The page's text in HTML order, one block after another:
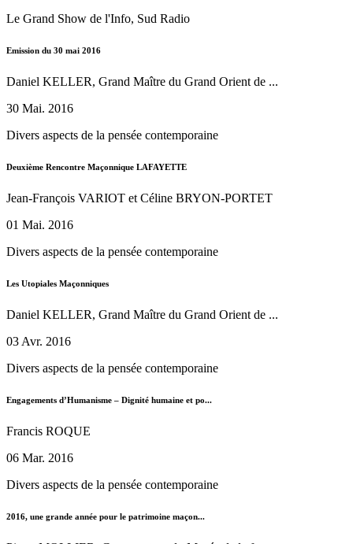
Le Grand Show de l'Info, Sud Radio
Emission du 30 mai 2016
Daniel KELLER, Grand Maître du Grand Orient de ...
30 Mai. 2016
Divers aspects de la pensée contemporaine
Deuxième Rencontre Maçonnique LAFAYETTE
Jean-François VARIOT et Céline BRYON-PORTET
01 Mai. 2016
Divers aspects de la pensée contemporaine
Les Utopiales Maçonniques
Daniel KELLER, Grand Maître du Grand Orient de ...
03 Avr. 2016
Divers aspects de la pensée contemporaine
Engagements d’Humanisme – Dignité humaine et po...
Francis ROQUE
06 Mar. 2016
Divers aspects de la pensée contemporaine
2016, une grande année pour le patrimoine maçon...